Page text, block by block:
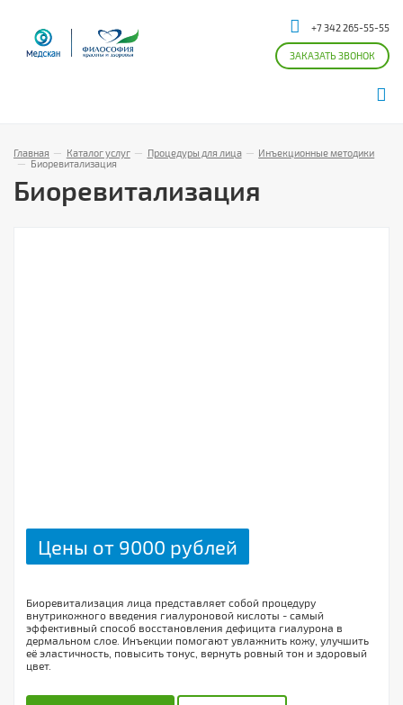
+7 342 265-55-55
ЗАКАЗАТЬ ЗВОНОК
Главная — Каталог услуг — Процедуры для лица — Инъекционные методики
— Биоревитализация
Биоревитализация
Цены от 9000 рублей
Биоревитализация лица представляет собой процедуру
внутрикожного введения гиалуроновой кислоты - самый
эффективный способ восстановления дефицита гиалурона в
дермальном слое. Инъекции помогают увлажнить кожу, улучшить
её эластичность, повысить тонус, вернуть ровный тон и здоровый
цвет.